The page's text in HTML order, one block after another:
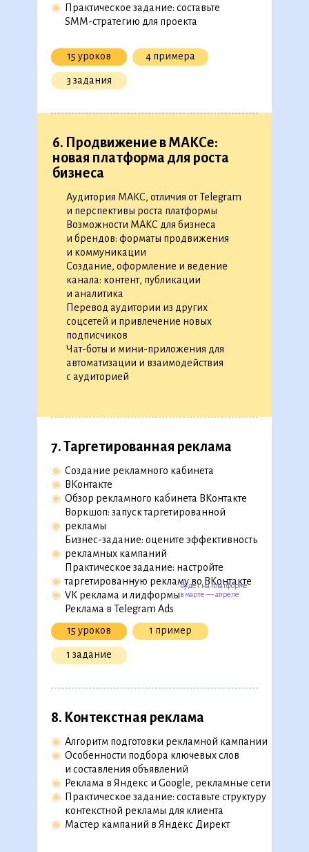
◉
◉
◉
◉
◉
Алгоритм подготовки рекламной кампании
Особенности подбора ключевых слов
и составления объявлений
Реклама в Яндекс и Google, рекламные сети
Практическое задание: составьте структуру
контекстной рекламы для клиента
Мастер кампаний в Яндекс Директ
8. Контекстная реклама
◉
15 уроков 4 примера
3 задания
Практическое задание: составьте
SMM-стратегию для проекта
Аудитория МАКС, отличия от Telegram
и перспективы роста платформы
Возможности МАКС для бизнеса
и брендов: форматы продвижения
и коммуникации
Создание, оформление и ведение
канала: контент, публикации
и аналитика
Перевод аудитории из других
соцсетей и привлечение новых
подписчиков
Чат-боты и мини-приложения для
автоматизации и взаимодействия
с аудиторией
6. Продвижение в МАКСе:
новая платформа для роста
бизнеса
15 уроков 1 пример
1 задание
7. Таргетированная реклама
Создание рекламного кабинета
ВКонтакте
Обзор рекламного кабинета ВКонтакте
Воркшоп: запуск таргетированной
рекламы
Бизнес-задание: оцените эффективность
рекламных кампаний
Практическое задание: настройте
таргетированную рекламу во ВКонтакте
VK реклама и лидформы
Реклама в Telegram Ads
будет на платформе
в марте — апреле
◉
◉
◉
◉
◉
◉
◉
◉
◉
◉
◉
◉
◉
◉
◉
◉
◉
◉
◉
◉
◉
◉
◉
◉
◉
◉
◉
◉
6. Таргетированная реклама
Создание рекламного кабинета
ВКонтакте
Обзор рекламного кабинета ВКонтакте
Воркшоп: запуск таргетированной
рекламы
Бизнес-кейс: оцените эффективность
рекламных кампаний
◉
◉
◉
◉
◉
◉
◉
◉
◉
◉
15 уроков 4 кейса
3 задания
Как продвигать бизнес в соцсетях
Тренажер: как проанализировать
трафик конкурентов
Пошаговая инструкция создания
SMM-стратегии
Бизнес-кейс: проверьте контент-план
компании
Практический кейс: составьте SMM-
стратегию для проекта
◉
◉
◉
◉
◉
◉
◉
◉
◉
5. SMM-продвижение
Как разработать контент-стратегию
Как планировать бюджет контент-
маркетинговой кампании
Как анализировать результаты контент-
маркетинга
Практический кейс: выберите форматы
контента для заказчика
◉
◉
◉
4. Контент-маркетинг
1 тренажер
15 уроков
Как писать тексты для креативов
Как разработать рекламный креатив
Практический кейс: разработайте
рекламный креатив
◉
◉
◉
◉
◉
◉
креативы
◉
◉
◉
◉
◉
◉
◉
◉